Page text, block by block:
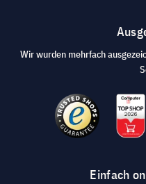
Wir wurden mehrfach
Einfach